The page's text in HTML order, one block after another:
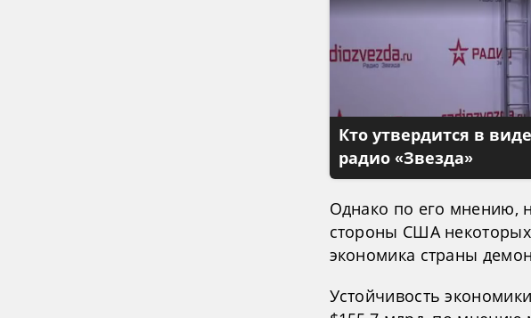
Кто утвердится в
радио «Звезда»
Однако по его мнению,
стороны США
экономика страны
Устойчивость